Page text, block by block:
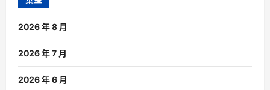
2026 年 8 月
2026 年 7 月
2026 年 6 月